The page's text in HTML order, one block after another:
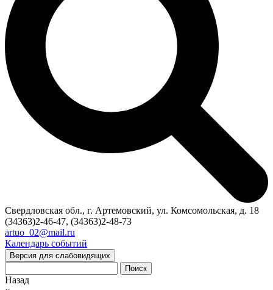
Свердловская обл., г. Артемовский, ул. Комсомольская, д. 18
(34363)2-46-47, (34363)2-48-73
artuo_02@mail.ru
Календарь событий
Версия для слабовидящих
Поиск
Назад